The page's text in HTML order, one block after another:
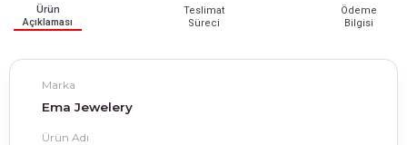
Ürün
Açıklaması
Teslimat
Süreci
Ödeme
Bilgisi
Marka
Ema Jewelery
Ürün Adı